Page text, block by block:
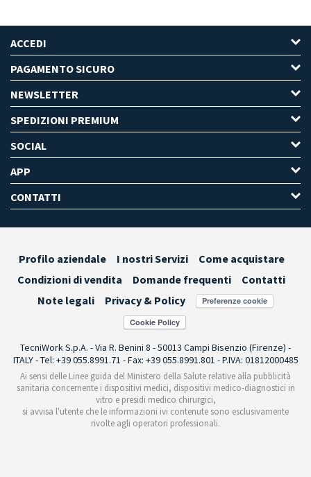
ACCEDI
PAGAMENTO SICURO
NEWSLETTER
SPEDIZIONI PREMIUM
SOCIAL
APP
CONTATTI
Profilo aziendale I nostri Servizi
Come acquistare
Condizioni di vendita
Domande frequenti
Contatti
Note legali
Privacy & Policy Preferenze cookie
TecniWork S.p.A. - Via R. Benini 8 - 50013 Campi Bisenzio (Firenze) -
ITALY - Tel: +39 055.8991.71 - Fax: +39 055.8991.801 - P.IVA: 01812000485
Ai sensi delle Linee guida del Ministero della Salute relative alla pubblicità
sanitaria concernente i dispositivi medici, dispositivi medico-diagnostici in
vitro e presidi medico chirurgici,
si avvisa l'utente che le informazioni ivi contenute sono esclusivamente
rivolte agli operatori professionali.